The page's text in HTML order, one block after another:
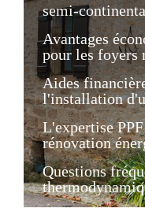
semi-
Avantages
pour les foyers
Aides
l'installation
L'expertise
rénovation
Questions